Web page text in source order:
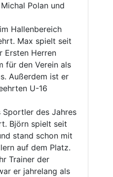
Polan und
Hallenbereich
Max spielt seit
Ersten Herren
für den Verein als
Außerdem ist er
U-16
Sportler des Jahres
Björn spielt seit
stand schon mit
auf dem Platz.
Trainer der
er jahrelang als